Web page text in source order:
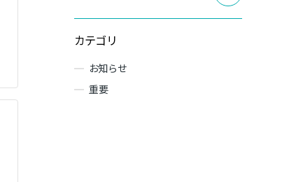
カテゴリ
お知らせ
重要